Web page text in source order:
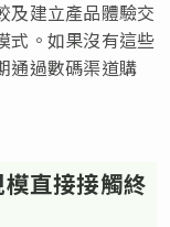
及建立產品體驗交
式。如果沒有這些
通過數碼渠道購
直接接觸終